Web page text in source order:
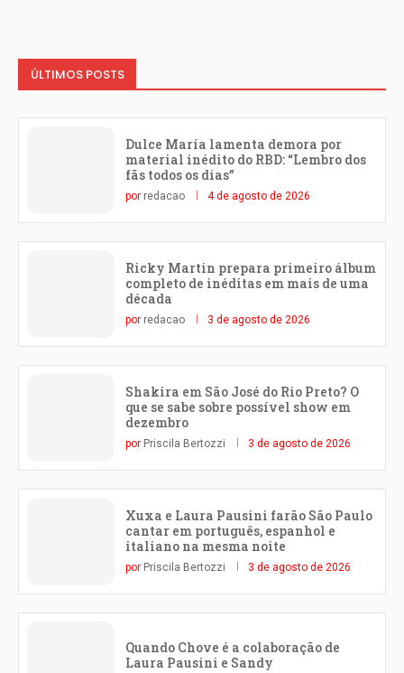
ÚLTIMOS POSTS
Dulce María lamenta demora por
material inédito do RBD: “Lembro dos
fãs todos os dias”
por redacao 4 de agosto de 2026
Ricky Martin prepara primeiro álbum
completo de inéditas em mais de uma
década
por redacao 3 de agosto de 2026
Shakira em São José do Rio Preto? O
que se sabe sobre possível show em
dezembro
por Priscila Bertozzi 3 de agosto de 2026
Xuxa e Laura Pausini farão São Paulo
cantar em português, espanhol e
italiano na mesma noite
por Priscila Bertozzi 3 de agosto de 2026
Quando Chove é a colaboração de
Laura Pausini e Sandy